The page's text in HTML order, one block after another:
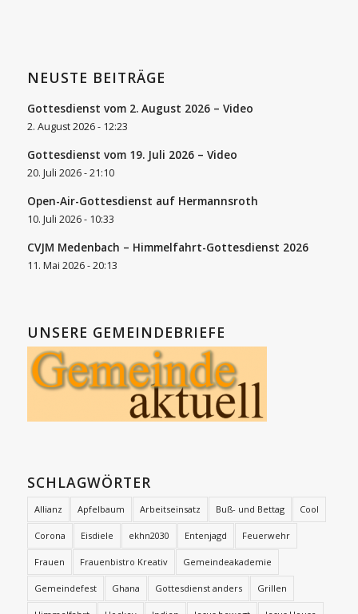
NEUSTE BEITRÄGE
Gottesdienst vom 2. August 2026 – Video
2. August 2026 - 12:23
Gottesdienst vom 19. Juli 2026 – Video
20. Juli 2026 - 21:10
Open-Air-Gottesdienst auf Hermannsroth
10. Juli 2026 - 10:33
CVJM Medenbach – Himmelfahrt-Gottesdienst 2026
11. Mai 2026 - 20:13
UNSERE GEMEINDEBRIEFE
SCHLAGWÖRTER
Allianz Apfelbaum Arbeitseinsatz Buß- und Bettag Cool
Corona Eisdiele ekhn2030 Entenjagd Feuerwehr
Frauen Frauenbistro Kreativ Gemeindeakademie
Gemeindefest Ghana Gottesdienst anders Grillen